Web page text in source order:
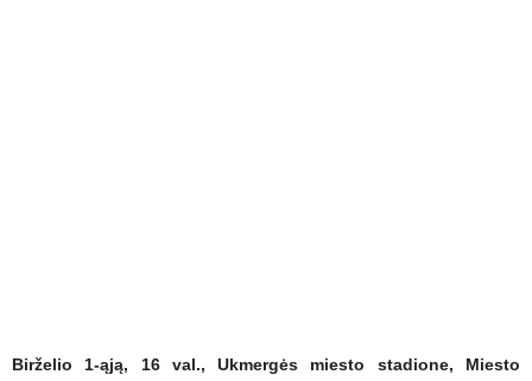
Birželio 1-ąją, 16 val., Ukmergės miesto stadione, Miesto